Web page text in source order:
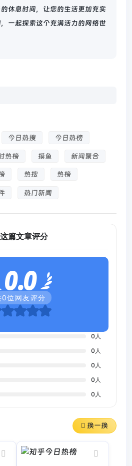
休息时间，让您的生活更加充实
一起探索这个充满活力的网络世
今日热搜 今日热榜
热榜 摸鱼 新闻聚合
热搜 热榜
热门新闻
篇文章评分
0.0
0位网友评分
0 人
0 人
0 人
0 人
0 人
换一换